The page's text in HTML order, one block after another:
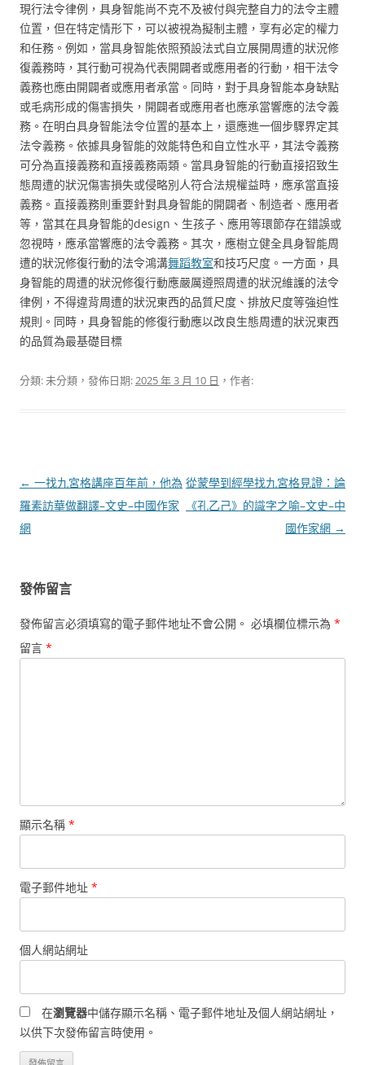
現行法令律例，具身智能尚不克不及被付與完整自力的法令主體
位置，但在特定情形下，可以被視為擬制主體，享有必定的權力
和任務。例如，當具身智能依照預設法式自立展開周遭的狀況修
復義務時，其行動可視為代表開闢者或應用者的行動，相干法令
義務也應由開闢者或應用者承當。同時，對于具身智能本身缺點
或毛病形成的傷害損失，開闢者或應用者也應承當響應的法令義
務。在明白具身智能法令位置的基本上，還應進一個步驟界定其
法令義務。依據具身智能的效能特色和自立性水平，其法令義務
可分為直接義務和直接義務兩類。當具身智能的行動直接招致生
態周遭的狀況傷害損失或侵略別人符合法規權益時，應承當直接
義務。直接義務則重要針對具身智能的開闢者、制造者、應用者
等，當其在具身智能的design、生孩子、應用等環節存在錯誤或
忽視時，應承當響應的法令義務。其次，應樹立健全具身智能周
遭的狀況修復行動的法令鴻溝舞蹈教室和技巧尺度。一方面，具
身智能的周遭的狀況修復行動應嚴厲遵照周遭的狀況維護的法令
律例，不得違背周遭的狀況東西的品質尺度、排放尺度等強迫性
規則。同時，具身智能的修復行動應以改良生態周遭的狀況東西
的品質為最基礎目標
分類: 未分類，發佈日期:2025 年 3 月 10 日 ，作者:
文
章
導
← 一找九宮格講座百年前，他為
羅素訪華做翻譯–文史–中國作家
網
從蒙學到經學找九宮格見證：論
《孔乙己》的識字之喻–文史–中
國作家網 →
發佈留言
發佈留言必須填寫的電子郵件地址不會公開。 必填欄位標示為 *
留言 *
顯示名稱 *
電子郵件地址 *
個人網站網址
在瀏覽器中儲存顯示名稱、電子郵件地址及個人網站網址，
以供下次發佈留言時使用。